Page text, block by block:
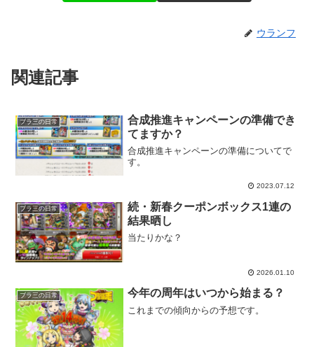
ウランフ
関連記事
ブラ三の日常
合成推進キャンペーンの準備でき
てますか？
合成推進キャンペーンの準備についてで
す。
2023.07.12
ブラ三の日常
続・新春クーポンボックス1連の
結果晒し
当たりかな？
2026.01.10
ブラ三の日常 今年の周年はいつから始まる？
これまでの傾向からの予想です。